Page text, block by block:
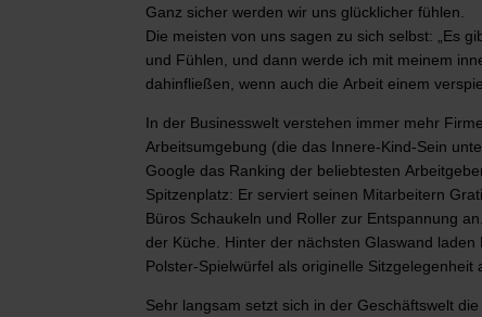
Ganz sicher werden wir uns glücklicher fühlen.
Die meisten von uns sagen zu sich selbst: „Es
und Fühlen, und dann werde ich mit meinem
dahinfließen, wenn auch die Arbeit einem
In der Businesswelt verstehen immer mehr
Arbeitsumgebung (die das Innere-Kind-Sein
Google das Ranking der beliebtesten
Spitzenplatz: Er serviert seinen Mitarbeitern
Büros Schaukeln und Roller zur Entspannung
der Küche. Hinter der nächsten Glaswand
Polster-Spielwürfel als originelle Sitzgelegenheit
Sehr langsam setzt sich in der Geschäftswelt